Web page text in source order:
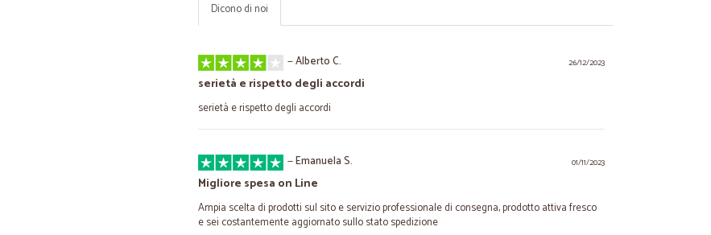
Dicono di noi
26/12/2023
—Alberto C.
serietà e rispetto degli accordi
serietà e rispetto degli accordi
01/11/2023
—Emanuela S.
Migliore spesa on Line
Ampia scelta di prodotti sul sito e servizio professionale di consegna, prodotto attiva fresco
e sei costantemente aggiornato sullo stato spedizione